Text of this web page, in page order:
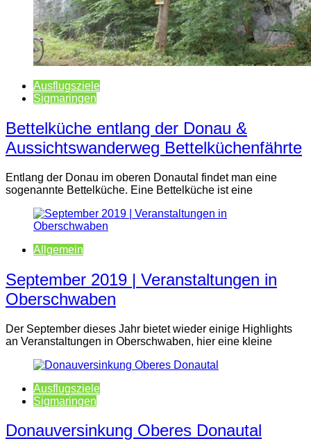
Ausflugsziele
Sigmaringen
Bettelküche entlang der Donau &
Aussichtswanderweg Bettelküchenfährte
Entlang der Donau im oberen Donautal findet man eine
sogenannte Bettelküche. Eine Bettelküche ist eine
Allgemein
September 2019 | Veranstaltungen in
Oberschwaben
Der September dieses Jahr bietet wieder einige Highlights
an Veranstaltungen in Oberschwaben, hier eine kleine
Ausflugsziele
Sigmaringen
Donauversinkung Oberes Donautal